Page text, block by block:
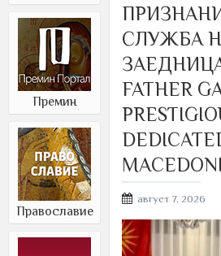
Премин
Православие
СЛУЖБА
ЗАЕДНИЦА
FATHER
Posted
август 7, 2026